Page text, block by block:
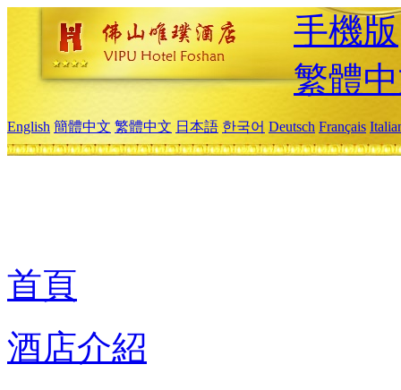
手機版
繁體
English 簡體中文 繁體中文 日本語 한국어 Deutsch Français
首頁
酒店介紹